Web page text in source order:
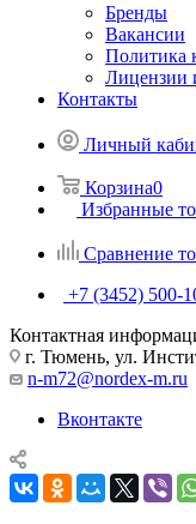
Бренды
Вакансии
Политика
Лицензии
Контакты
Личный
Корзина0
Избранные
Сравнение
+7 (3452) 500-
Контактная
г. Тюмень, ул.
n-m72@nordex-m.ru
Вконтакте